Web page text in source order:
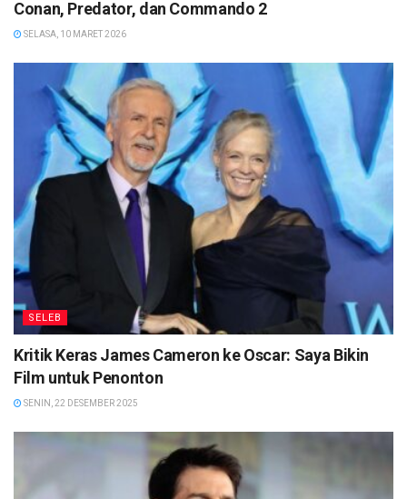
Conan, Predator, dan Commando 2
SELASA, 10 MARET 2026
SELEB
Kritik Keras James Cameron ke Oscar: Saya Bikin
Film untuk Penonton
SENIN, 22 DESEMBER 2025